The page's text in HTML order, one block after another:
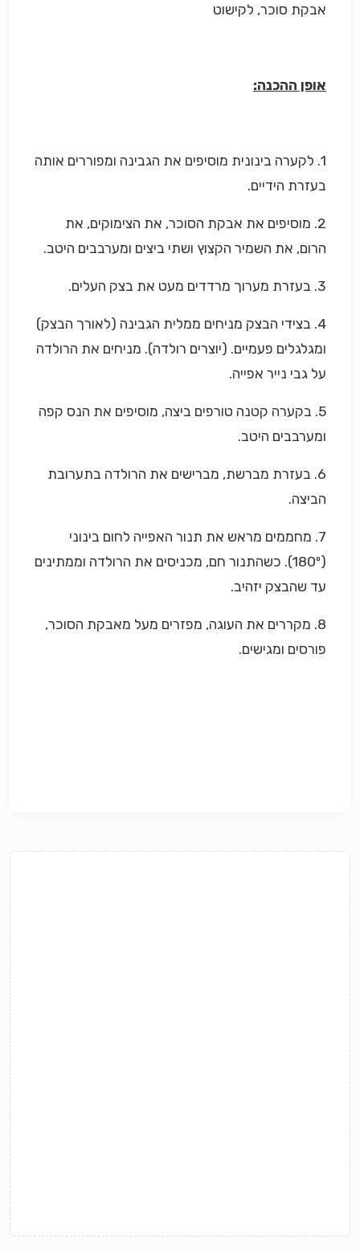
אבקת סוכר, לקישוט
אופן ההכנה:
1. לקערה בינונית מוסיפים את הגבינה ומפוררים אותה
בעזרת הידיים.
2. מוסיפים את אבקת הסוכר, את הצימוקים, את
הרום, את השמיר הקצוץ ושתי ביצים ומערבבים היטב.
3. בעזרת מערוך מרדדים מעט את בצק העלים.
4. בצידי הבצק מניחים ממלית הגבינה (לאורך הבצק)
ומגלגלים פעמיים. (יוצרים רולדה). מניחים את הרולדה
על גבי נייר אפייה.
5. בקערה קטנה טורפים ביצה, מוסיפים את הנס קפה
ומערבבים היטב.
6. בעזרת מברשת, מברישים את הרולדה בתערובת
הביצה.
7. מחממים מראש את תנור האפייה לחום בינוני
(180º). כשהתנור חם, מכניסים את הרולדה וממתינים
עד שהבצק יזהיב.
8. מקררים את העוגה, מפזרים מעל מאבקת הסוכר,
פורסים ומגישים.